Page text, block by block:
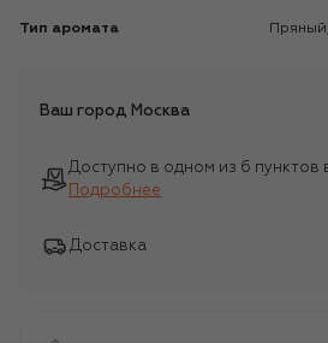
Тип аромата
Ваш город Москва
Доступно в одном из 6 пунктов
Подробнее
Доставка